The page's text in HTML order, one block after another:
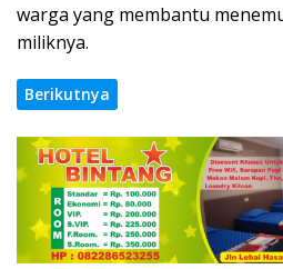
warga yang membantu
miliknya.
Berikutnya